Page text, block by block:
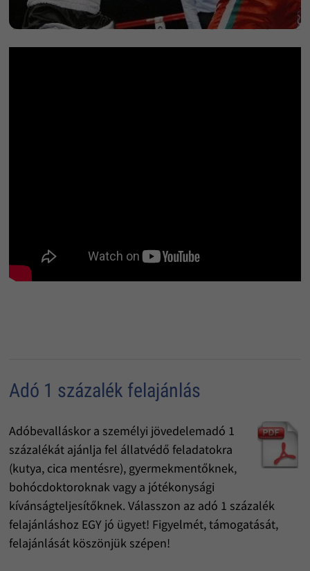
Adó 1 százalék felajánlás
Adóbevalláskor a személyi jövedelemadó 1
százalékát ajánlja fel állatvédő feladatokra
(kutya, cica mentésre), gyermekmentőknek,
bohócdoktoroknak vagy a jótékonysági
kívánságteljesítőknek. Válasszon az adó 1 százalék
felajánláshoz EGY jó ügyet! Figyelmét, támogatását,
felajánlását köszönjük szépen!